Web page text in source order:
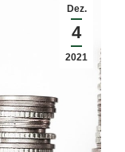
Dez.
4
2021